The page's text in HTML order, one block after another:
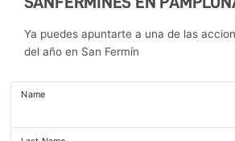
Ya puedes apuntarte a una de las
del año en San Fermín
Name